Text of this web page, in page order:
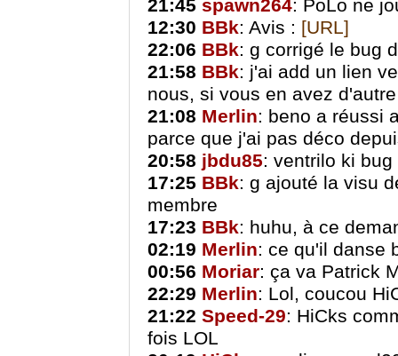
21:45 spawn264: PoLo ne
12:30 BBk: Avis : [URL]
22:06 BBk: g corrigé le bug
21:58 BBk: j'ai add un lien
nous, si vous en avez
21:08 Merlin: beno a réussi
parce que j'ai pas déco
20:58 jbdu85: ventrilo ki bug
17:25 BBk: g ajouté la visu
membre
17:23 BBk: huhu, à ce
02:19 Merlin: ce qu'il danse
00:56 Moriar: ça va Patrick
22:29 Merlin: Lol, coucou
21:22 Speed-29: HiCks
fois LOL